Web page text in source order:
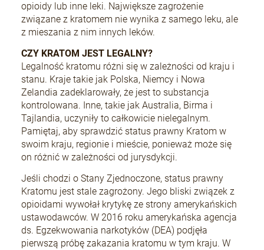
opioidy lub inne leki. Największe zagrożenie
związane z kratomem nie wynika z samego leku, ale
z mieszania z nim innych leków.
CZY KRATOM JEST LEGALNY?
Legalność kratomu różni się w zależności od kraju i
stanu. Kraje takie jak Polska, Niemcy i Nowa
Zelandia zadeklarowały, że jest to substancja
kontrolowana. Inne, takie jak Australia, Birma i
Tajlandia, uczyniły to całkowicie nielegalnym.
Pamiętaj, aby sprawdzić status prawny Kratom w
swoim kraju, regionie i mieście, ponieważ może się
on różnić w zależności od jurysdykcji.
Jeśli chodzi o Stany Zjednoczone, status prawny
Kratomu jest stale zagrożony. Jego bliski związek z
opioidami wywołał krytykę ze strony amerykańskich
ustawodawców. W 2016 roku amerykańska agencja
ds. Egzekwowania narkotyków (DEA) podjęła
pierwszą próbę zakazania kratomu w tym kraju. W